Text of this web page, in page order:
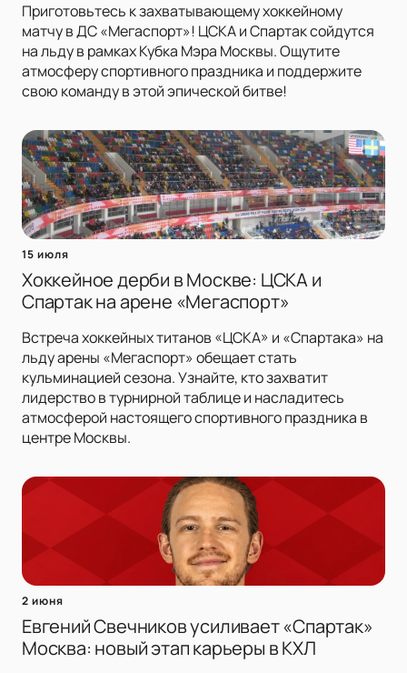
Приготовьтесь к захватывающему хоккейному
матчу в ДС «Мегаспорт»! ЦСКА и Спартак сойдутся
на льду в рамках Кубка Мэра Москвы. Ощутите
атмосферу спортивного праздника и поддержите
свою команду в этой эпической битве!
15 июля
Хоккейное дерби в Москве: ЦСКА и
Спартак на арене «Мегаспорт»
Встреча хоккейных титанов «ЦСКА» и «Спартака» на
льду арены «Мегаспорт» обещает стать
кульминацией сезона. Узнайте, кто захватит
лидерство в турнирной таблице и насладитесь
атмосферой настоящего спортивного праздника в
центре Москвы.
2 июня
Евгений Свечников усиливает «Спартак»
Москва: новый этап карьеры в КХЛ